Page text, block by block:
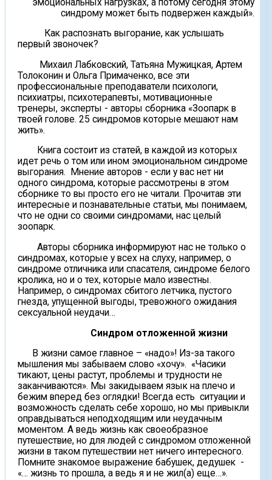
синдрому может быть подвержен каждый».
Как распознать выгорание, как услышать
первый звоночек?
Михаил Лабковский, Татьяна Мужицкая, Артем
Толоконин и Ольга Примаченко, все эти
профессиональные преподаватели психологи,
психиатры, психотерапевты, мотивационные
тренеры, эксперты - авторы сборника «Зоопарк в
твоей голове. 25 синдромов которые мешают нам
жить».
Книга состоит из статей, в каждой из которых
идет речь о том или ином эмоциональном синдроме
выгорания. Мнение авторов - если у вас нет ни
одного синдрома, которые рассмотрены в этом
сборнике то вы просто его не читали. Прочитав эти
интересные и познавательные статьи, мы понимаем,
что не одни со своими синдромами, нас целый
зоопарк.
Авторы сборника информируют нас не только о
синдромах, которые у всех на слуху, например, о
синдроме отличника или спасателя, синдроме белого
кролика, но и о тех, которые мало известны.
Например, о синдромах сбитого летчика, пустого
гнезда, упущенной выгоды, тревожного ожидания
сексуальной неудачи…
Синдром отложенной жизни
В жизни самое главное – «надо»! Из-за такого
мышления мы забываем слово «хочу». «Часики
тикают, цены растут, проблемы и трудности не
заканчиваются». Мы закидываем язык на плечо и
бежим вперед без оглядки! Всегда есть ситуации и
возможность сделать себе хорошо, но мы привыкли
оправдываться неподходящим или неудачным
моментом. А ведь жизнь как своеобразное
путешествие, но для людей с синдромом отложенной
жизни в таком путешествии нет ничего интересного.
Помните знакомое выражение бабушек, дедушек -
«… жизнь то прошла, а ведь я и не жил(а) еще…».